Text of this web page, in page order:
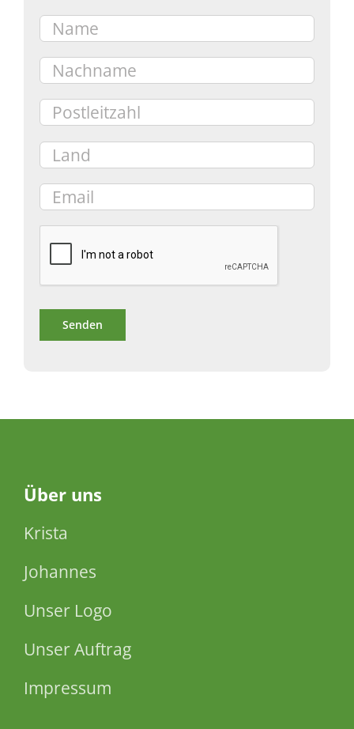
Über uns
Krista
Johannes
Unser Logo
Unser Auftrag
Impressum